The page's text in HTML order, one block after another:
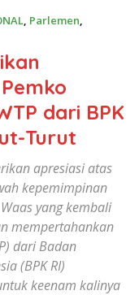
, Parlemen,
dari BPK
Turut
apresiasi atas
kepemimpinan
yang kembali
mempertahankan
dari Badan
(BPK RI)
keenam kalinya